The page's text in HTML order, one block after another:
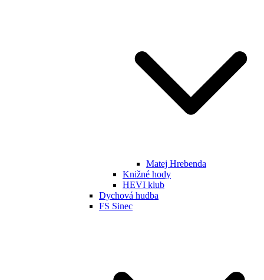
Matej Hrebenda
Knižné hody
HEVI klub
Dychová hudba
FS Sinec